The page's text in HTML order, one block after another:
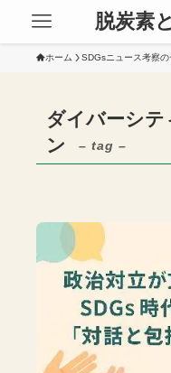
脱炭素
ホーム SDGsニュース考察の
ダイバーシテ
ン
– tag –